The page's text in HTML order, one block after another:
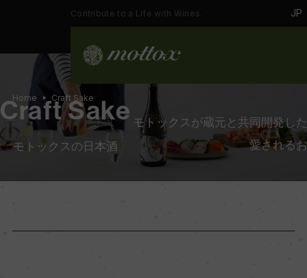
Contribute to a Life with Wines. JP
Craft Sake
モトックスの日本酒
モトックスが蔵元と共同開発し
愛される
Home Craft Sake